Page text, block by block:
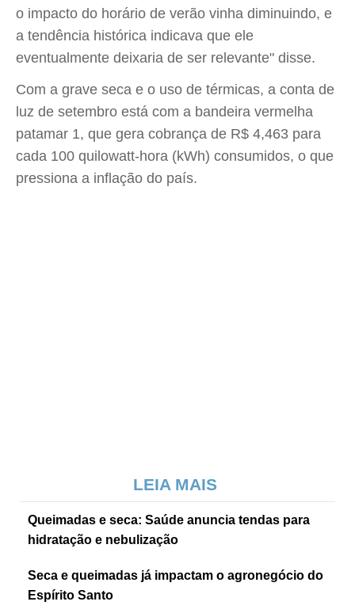
o impacto do horário de verão vinha diminuindo, e
a tendência histórica indicava que ele
eventualmente deixaria de ser relevante" disse.
Com a grave seca e o uso de térmicas, a conta de
luz de setembro está com a bandeira vermelha
patamar 1, que gera cobrança de R$ 4,463 para
cada 100 quilowatt-hora (kWh) consumidos, o que
pressiona a inflação do país.
LEIA MAIS
Queimadas e seca: Saúde anuncia tendas para
hidratação e nebulização
Seca e queimadas já impactam o agronegócio do
Espírito Santo